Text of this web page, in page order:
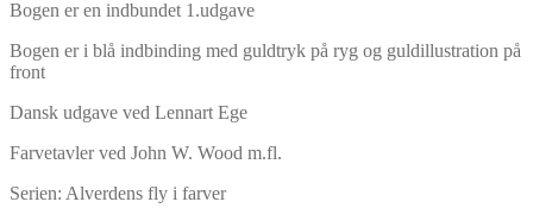
Bogen er en indbundet 1.udgave
Bogen er i blå indbinding med guldtryk på ryg og guldillustration på
front
Dansk udgave ved Lennart Ege
Farvetavler ved John W. Wood m.fl.
Serien: Alverdens fly i farver